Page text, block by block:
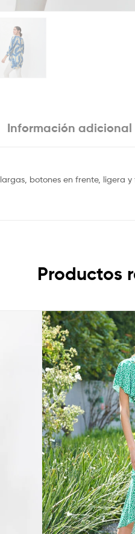
Información adicional
botones en frente, ligera
Productos